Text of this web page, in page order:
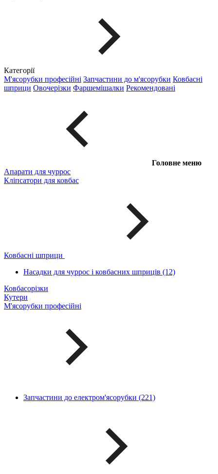
Категорії
М'ясорубки професійні Запчастини до м'ясорубки Ковбасні
шприци Овочерізки Фаршемішалки Рекомендовані
Головне меню
Апарати для чуррос
Кліпсатори для ковбас
Ковбасні шприци
Насадки для чуррос і ковбасних шприців (12)
Ковбасорізки
Кутери
М'ясорубки професійні
Запчастини до електром'ясорубки (221)